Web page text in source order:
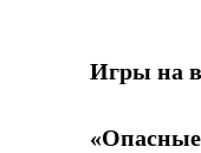
Игры на
«Опасные